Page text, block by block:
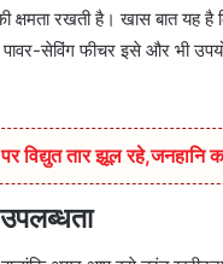
रखती है। खास बात यह है
सेविंग फीचर इसे और भी
विद्युत तार झूल रहे,जनहानि